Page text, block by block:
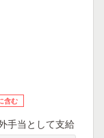
含む
手当として支給